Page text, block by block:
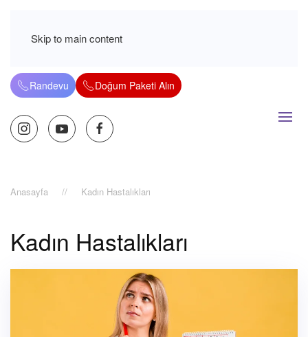
Skip to main content
Randevu Doğum Paketi Alın
Anasayfa Kadın Hastalıkları
Kadın Hastalıkları